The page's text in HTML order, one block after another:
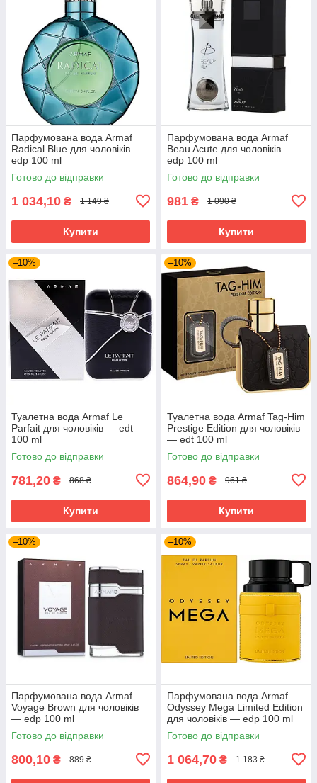
Парфумована вода Armaf
Radical Blue для чоловіків —
edp 100 ml
Готово до відправки
1 034,10 ₴ 1 149 ₴
Купити
Парфумована вода Armaf
Beau Acute для чоловіків —
edp 100 ml
Готово до відправки
981 ₴ 1 090 ₴
Купити
–10%
Туалетна вода Armaf Le
Parfait для чоловіків — edt
100 ml
Готово до відправки
781,20 ₴ 868 ₴
Купити
–10%
Туалетна вода Armaf Tag-Him
Prestige Edition для чоловіків
— edt 100 ml
Готово до відправки
864,90 ₴ 961 ₴
Купити
–10%
Парфумована вода Armaf
Voyage Brown для чоловіків
— edp 100 ml
Готово до відправки
800,10 ₴ 889 ₴
–10%
Парфумована вода Armaf
Odyssey Mega Limited Edition
для чоловіків — edp 100 ml
Готово до відправки
1 064,70 ₴ 1 183 ₴